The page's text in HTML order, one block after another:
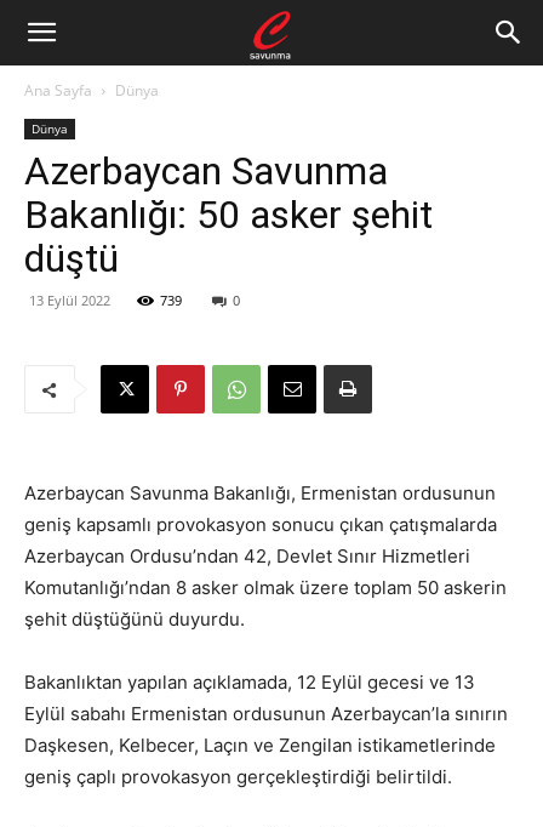
Ana Sayfa Dünya
Dünya
Azerbaycan Savunma
Bakanlığı: 50 asker şehit
düştü
13 Eylül 2022 739 0
Azerbaycan Savunma Bakanlığı, Ermenistan ordusunun
geniş kapsamlı provokasyon sonucu çıkan çatışmalarda
Azerbaycan Ordusu’ndan 42, Devlet Sınır Hizmetleri
Komutanlığı’ndan 8 asker olmak üzere toplam 50 askerin
şehit düştüğünü duyurdu.
Bakanlıktan yapılan açıklamada, 12 Eylül gecesi ve 13
Eylül sabahı Ermenistan ordusunun Azerbaycan’la sınırın
Daşkesen, Kelbecer, Laçın ve Zengilan istikametlerinde
geniş çaplı provokasyon gerçekleştirdiği belirtildi.